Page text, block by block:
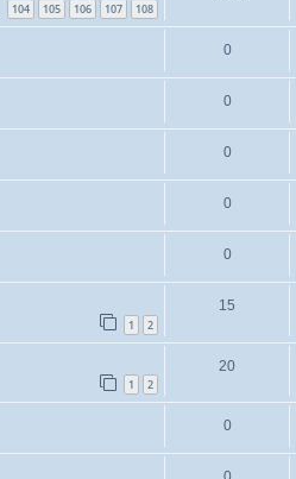
104 105 106 107 108
0
0
0
0
0
1 2
15
1 2
20
0